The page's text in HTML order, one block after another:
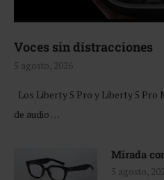
Voces sin distracciones
5 agosto, 2026
Los Liberty 5 Pro y Liberty 5 Pro
de audio …
Mirada
5 agosto,